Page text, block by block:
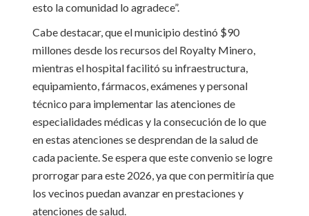
esto la comunidad lo agradece”.
Cabe destacar, que el municipio destinó $90
millones desde los recursos del Royalty Minero,
mientras el hospital facilitó su infraestructura,
equipamiento, fármacos, exámenes y personal
técnico para implementar las atenciones de
especialidades médicas y la consecución de lo que
en estas atenciones se desprendan de la salud de
cada paciente. Se espera que este convenio se logre
prorrogar para este 2026, ya que con permitiría que
los vecinos puedan avanzar en prestaciones y
atenciones de salud.